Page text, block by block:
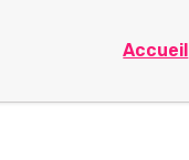
Accueil